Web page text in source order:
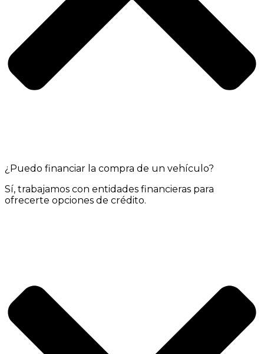
¿Puedo financiar la compra de un vehículo?
Sí, trabajamos con entidades financieras para
ofrecerte opciones de crédito.